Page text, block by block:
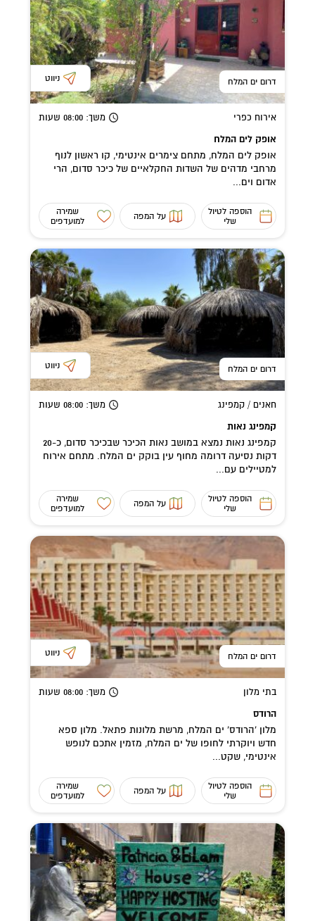
דרום ים המלח ניווט
אירוח כפרי משך: 08:00 שעות
אופק לים המלח
אופק לים המלח, מתחם צימרים אינטימי, קו ראשון לנוף
מרחבי מדהים של השדות החקלאיים של כיכר סדום, הרי
אדום וים...
הוספה לטיול
שלי
על המפה
שמירה
למועדפים
דרום ים המלח ניווט
חאנים / קמפינג משך: 08:00 שעות
קמפינג נאות
קמפינג נאות נמצא במושב נאות הכיכר שבכיכר סדום, כ-20
דקות נסיעה דרומה מחוף עין בוקק ים המלח. מתחם אירוח
למטיילים עם...
הוספה לטיול
שלי
על המפה
שמירה
למועדפים
דרום ים המלח ניווט
בתי מלון משך: 08:00 שעות
הרודס
מלון 'הרודס' ים המלח, מרשת מלונות פתאל. מלון ספא
חדש ויוקרתי לחופו של ים המלח, מזמין אתכם לנופש
אינטימי, שקט...
הוספה לטיול
שלי
על המפה
שמירה
למועדפים